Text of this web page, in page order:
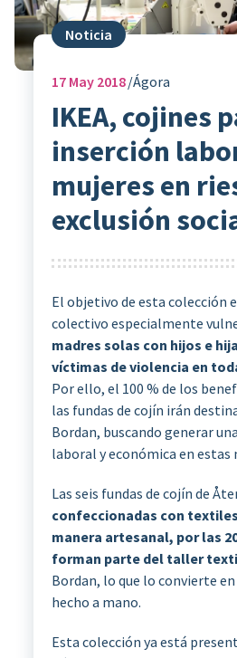
Noticia
17May 2018 Ágora
IKEA, cojines
inserción
mujeres en
exclusión
El objetivo de esta colección
colectivo especialmente
madres solas con hijos e
víctimas de violencia en
Por ello, el 100 % de los
las fundas de cojín irán
Bordan, buscando generar
laboral y económica en estas
Las seis fundas de cojín de
confeccionadas con textiles
manera artesanal, por las
forman parte del taller
Bordan, lo que lo convierte
hecho a mano.
Esta colección ya está